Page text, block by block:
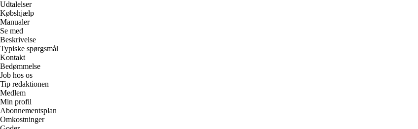
Udtalelser
Købshjælp
Manualer
Se med
Beskrivelse
Typiske spørgsmål
Kontakt
Bedømmelse
Job hos os
Tip redaktionen
Medlem
Min profil
Abonnementsplan
Omkostninger